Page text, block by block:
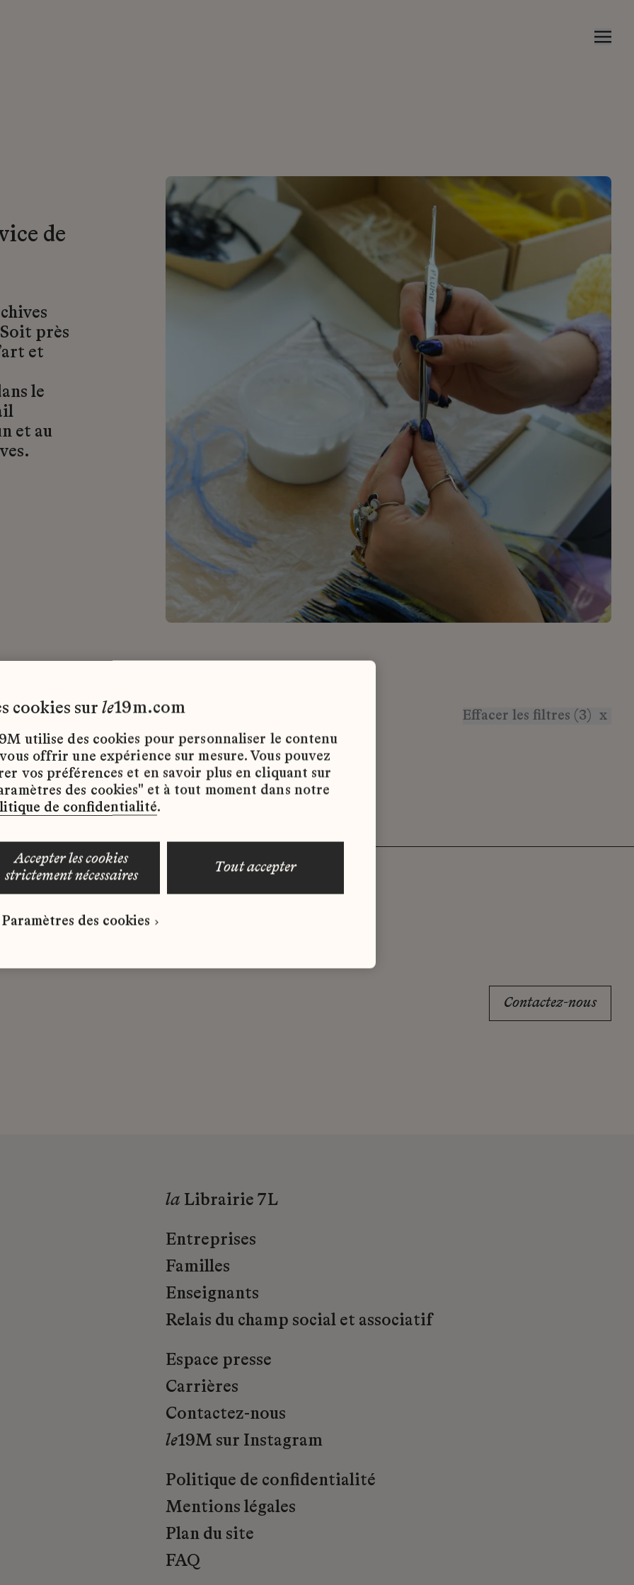
de
près
et
le
et au
Effacer les filtres (3) x
d’emploi disponibles pour le moment.
correspond à votre profil ?
spontanée dès maintenant.
Contactez-nous
la Librairie 7L
Entreprises
Familles
Enseignants
Relais du champ social et associatif
Espace presse
Carrières
Contactez-nous
le19M sur Instagram
Politique de confidentialité
Mentions légales
Plan du site
FAQ
cookies sur le19m.com
utilise des cookies pour personnaliser le contenu
offrir une expérience sur mesure. Vous pouvez
vos préférences et en savoir plus en cliquant sur
des cookies" et à tout moment dans notre
de confidentialité.
accepter les cookies
strictement nécessaires
tout accepter
Paramètres des cookies